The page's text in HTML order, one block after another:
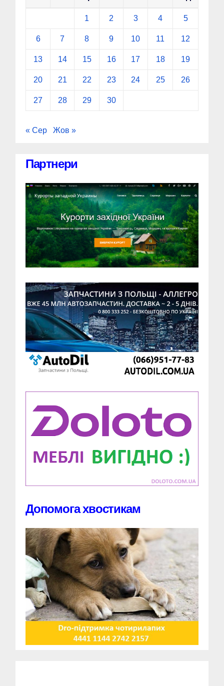
1 2 3 4 5
6 7 8 9 10 11 12
13 14 15 16 17 18 19
20 21 22 23 24 25 26
27 28 29 30
« Сер Жов »
Партнери
Допомога хвостикам